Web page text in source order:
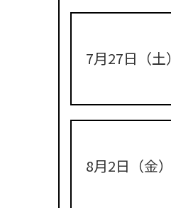
7月27日（土
8月2日（金